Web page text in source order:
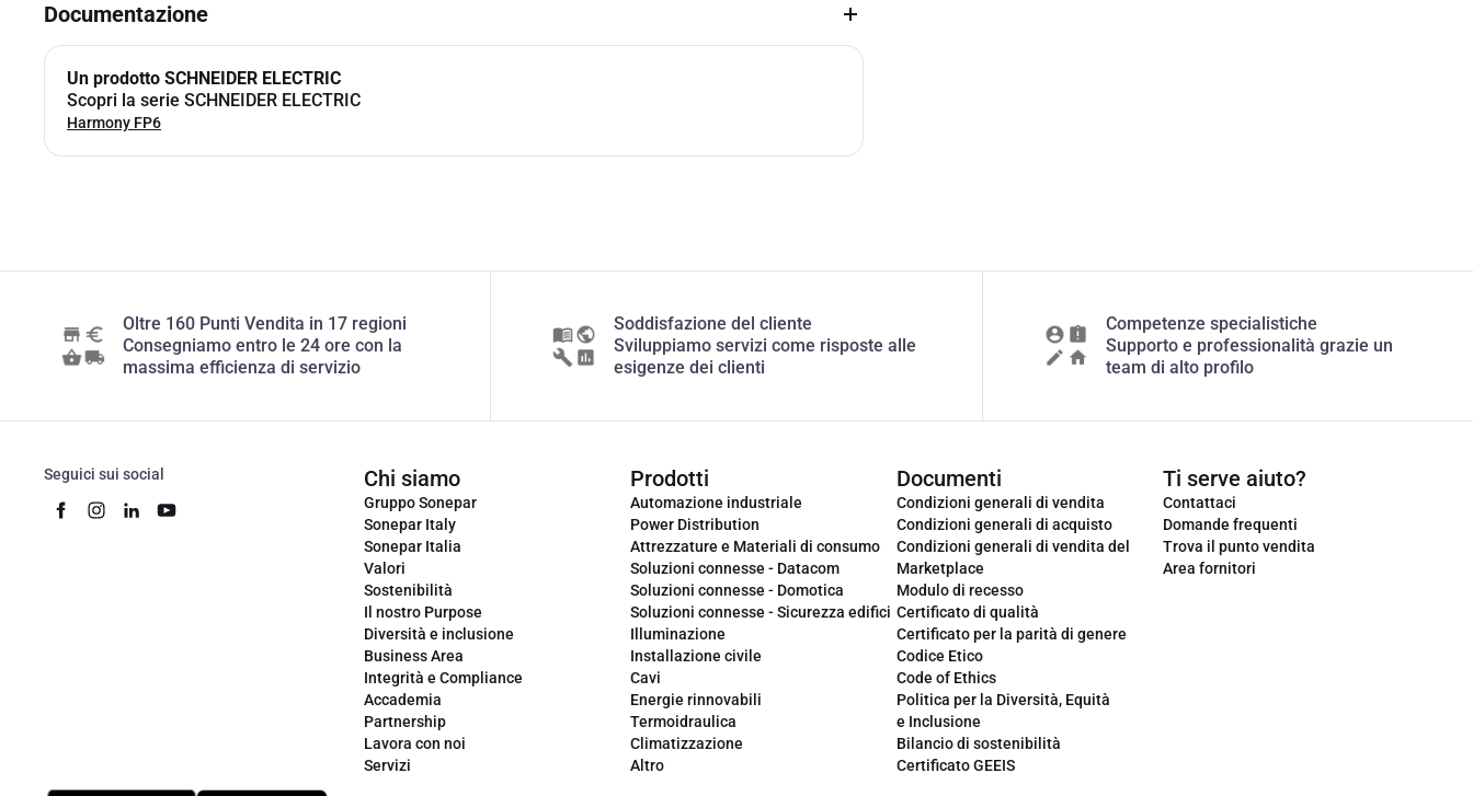
Documentazione
Un prodotto SCHNEIDER ELECTRIC
Scopri la serie SCHNEIDER ELECTRIC
Harmony FP6
Oltre 160 Punti Vendita in 17 regioni
Consegniamo entro le 24 ore con la
massima efficienza di servizio
Soddisfazione del cliente
Sviluppiamo servizi come risposte alle
esigenze dei clienti
Competenze specialistiche
Supporto e professionalità grazie un
team di alto profilo
Seguici sui social Chi siamo
Gruppo Sonepar
Sonepar Italy
Sonepar Italia
Valori
Sostenibilità
Il nostro Purpose
Diversità e inclusione
Business Area
Integrità e Compliance
Accademia
Partnership
Lavora con noi
Servizi
Prodotti
Automazione industriale
Power Distribution
Attrezzature e Materiali di consumo
Soluzioni connesse - Datacom
Soluzioni connesse - Domotica
Soluzioni connesse - Sicurezza edifici
Illuminazione
Installazione civile
Cavi
Energie rinnovabili
Termoidraulica
Climatizzazione
Altro
Documenti
Condizioni generali di vendita
Condizioni generali di acquisto
Condizioni generali di vendita del
Marketplace
Modulo di recesso
Certificato di qualità
Certificato per la parità di genere
Codice Etico
Code of Ethics
Politica per la Diversità, Equità
e Inclusione
Bilancio di sostenibilità
Certificato GEEIS
Ti serve aiuto?
Contattaci
Domande frequenti
Trova il punto vendita
Area fornitori